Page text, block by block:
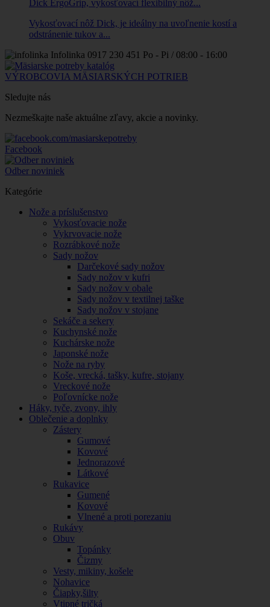
Dick ErgoGrip, vykosťovací flexibilný nôž...
Vykosťovací nôž Dick, je ideálny na uvoľnenie kostí a
odstránenie tukov a...
Infolinka 0917 230 451 Po - Pi / 08:00 - 16:00
VÝROBCOVIA MÄSIARSKÝCH POTRIEB
Sledujte nás
Nezmeškajte naše aktuálne zľavy, akcie a novinky.
Facebook
Odber noviniek
Kategórie
Nože a príslušenstvo
Vykosťovacie nože
Vykrvovacie nože
Rozrábkové nože
Sady nožov
Darčekové sady nožov
Sady nožov v kufri
Sady nožov v obale
Sady nožov v textilnej taške
Sady nožov v stojane
Sekáče a sekery
Kuchynské nože
Kuchárske nože
Japonské nože
Nože na ryby
Koše, vrecká, tašky, kufre, stojany
Vreckové nože
Poľovnícke nože
Háky, tyče, zvony, ihly
Oblečenie a doplnky
Zástery
Gumové
Kovové
Jednorazové
Látkové
Rukavice
Gumené
Kovové
Vlnené a proti porezaniu
Rukávy
Obuv
Topánky
Čizmy
Vesty, mikiny, košele
Nohavice
Čiapky,šilty
Vtipné tričká